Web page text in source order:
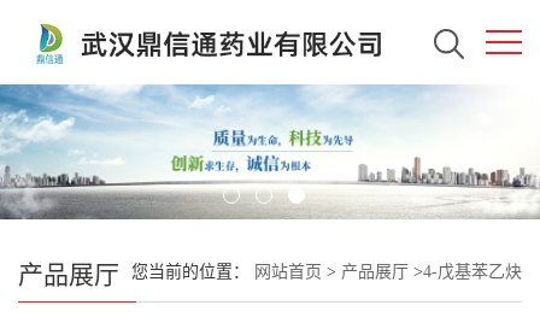
产品展厅 您当前的位置： 网站首页 > 产品展厅 >4-戊基苯乙炔